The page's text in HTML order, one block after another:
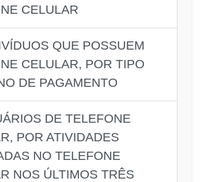
CELULAR
QUE POSSUEM
CELULAR, POR TIPO
DE PAGAMENTO
DE TELEFONE
POR ATIVIDADES
NO TELEFONE
NOS ÚLTIMOS TRÊS